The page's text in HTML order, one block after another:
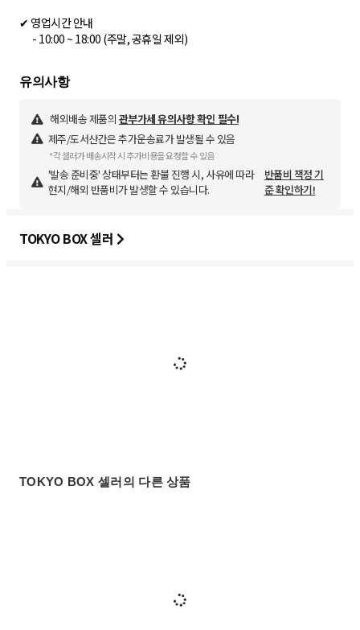
✔ 영업시간 안내
- 10:00 ~ 18:00 (주말, 공휴일 제외)
유의사항
해외배송 제품의 관부가세 유의사항 확인 필수!
제주/도서산간은 추가운송료가 발생될 수 있음
*각 셀러가 배송시작 시 추가비용을 요청할 수 있음
'발송 준비중' 상태부터는 환불 진행 시, 사유에 따라
현지/해외 반품비가 발생할 수 있습니다.
반품비 책정 기
준 확인하기!
TOKYO BOX 셀러
TOKYO BOX 셀러의 다른 상품